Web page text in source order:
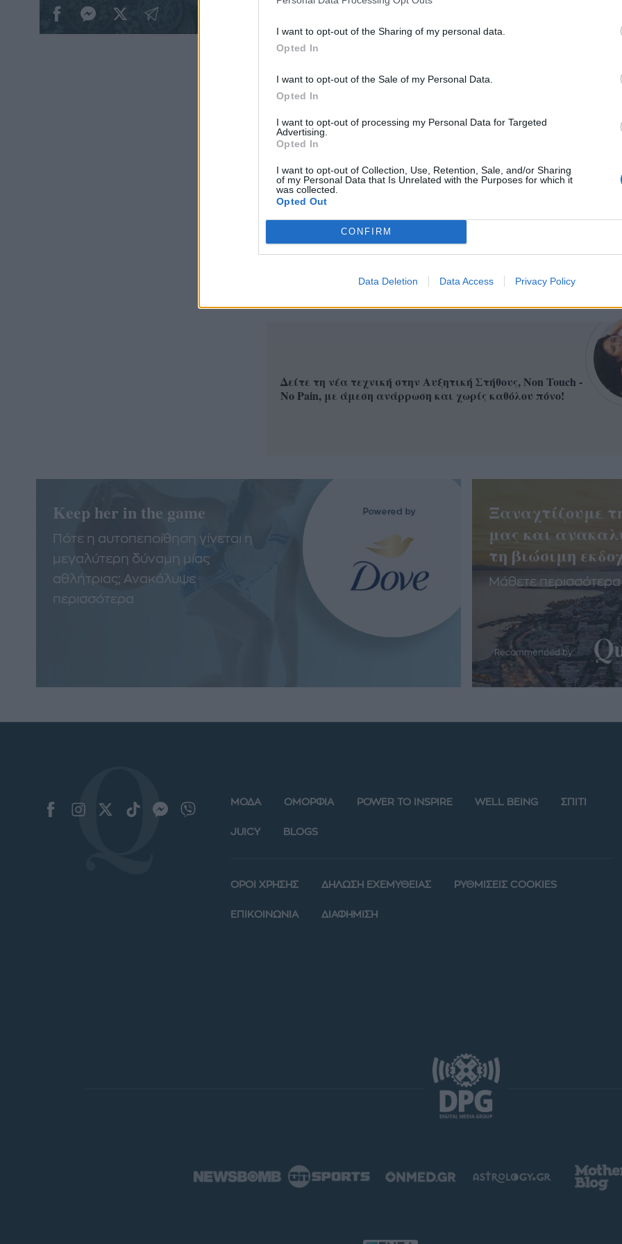
I want to opt-out of the Sharing of my personal data.
Opted In
I want to opt-out of the Sale of my Personal Data.
Opted In
I want to opt-out of processing my Personal Data for Targeted
Advertising.
Opted In
I want to opt-out of Collection, Use, Retention, Sale, and/or Sharing
of my Personal Data that Is Unrelated with the Purposes for which it
was collected.
Opted Out
CONFIRM
Data Deletion Data Access Privacy Policy
Διαβάστε περισσότερα στο
Δείτε τη νέα τεχνική στην Αυξητική Στήθους, Non Touch -
No Pain, με άμεση ανάρρωση και χωρίς καθόλου πόνο!
Keep her in the game
Πότε η αυτοπεποίθηση γίνεται η
μεγαλύτερη δύναμη μίας
αθλήτριας; Ανακάλυψε
περισσότερα
Ξαναχτίζουμε
μας και
τη βιώσιμη
Μάθετε περισσότερα
Recommended by
ΜΟΔΑ ΟΜΟΡΦΙΑ POWER TO INSPIRE WELL BEING ΣΠΙΤΙ
JUICY BLOGS
ΟΡΟΙ ΧΡΗΣΗΣ ΔΗΛΩΣΗ ΕΧΕΜΥΘΕΙΑΣ ΡΥΘΜΙΣΕΙΣ COOKIES
ΕΠΙΚΟΙΝΩΝΙΑ ΔΙΑΦΗΜΙΣΗ